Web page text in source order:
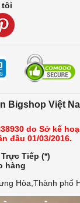
tôi
Bigshop Việt
do Sở kế
đầu 01/03/2016.
Tiếp (*)
hàng
Hòa,Thành phố